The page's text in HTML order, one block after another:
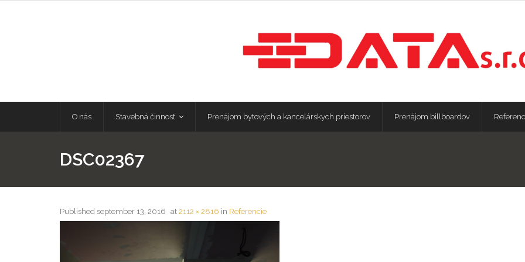
O nás Stavebná činnosť Prenájom bytových a kancelárskych priestorov Prenájom billboardov
DSC02367
Published september 13, 2016 at 2112 × 2816 in Referencie